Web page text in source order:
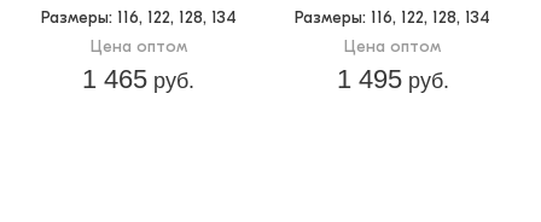
Размеры: 116, 122, 128, 134
Цена оптом
1 465 руб.
Размеры: 116, 122, 128, 134
Цена оптом
1 495руб.